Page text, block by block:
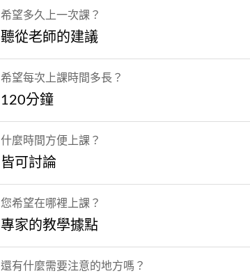
希望多久上一次課？
聽從老師的建議
希望每次上課時間多長？
120分鐘
什麼時間方便上課？
皆可討論
您希望在哪裡上課？
專家的教學據點
還有什麼需要注意的地方嗎？